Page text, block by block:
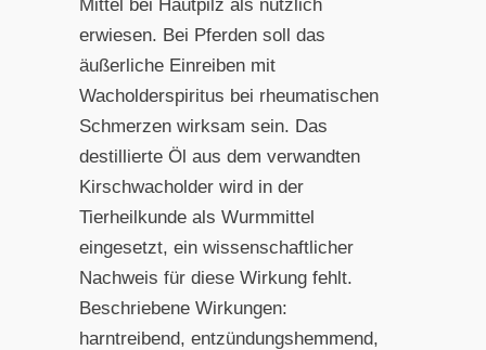
Mittel bei Hautpilz als nützlich
erwiesen. Bei Pferden soll das
äußerliche Einreiben mit
Wacholderspiritus bei rheumatischen
Schmerzen wirksam sein. Das
destillierte Öl aus dem verwandten
Kirschwacholder wird in der
Tierheilkunde als Wurmmittel
eingesetzt, ein wissenschaftlicher
Nachweis für diese Wirkung fehlt.
Beschriebene Wirkungen:
harntreibend, entzündungshemmend,